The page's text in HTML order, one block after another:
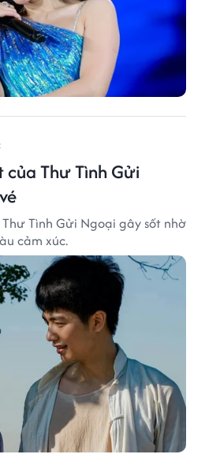
Thư Tình Gửi
Tình Gửi Ngoại gây sốt nhờ
cảm xúc.